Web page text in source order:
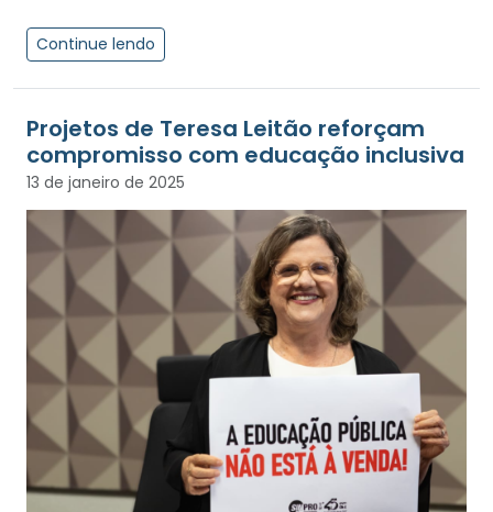
Continue lendo
Projetos de Teresa Leitão reforçam
compromisso com educação inclusiva
13 de janeiro de 2025